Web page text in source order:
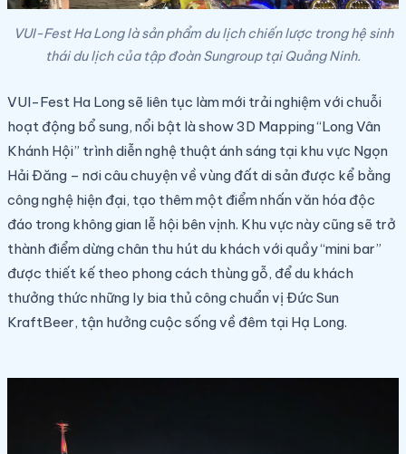
VUI-Fest Ha Long là sản phẩm du lịch chiến lược trong hệ sinh
thái du lịch của tập đoàn Sungroup tại Quảng Ninh.
VUI-Fest Ha Long sẽ liên tục làm mới trải nghiệm với chuỗi
hoạt động bổ sung, nổi bật là show 3D Mapping “Long Vân
Khánh Hội” trình diễn nghệ thuật ánh sáng tại khu vực Ngọn
Hải Đăng – nơi câu chuyện về vùng đất di sản được kể bằng
công nghệ hiện đại, tạo thêm một điểm nhấn văn hóa độc
đáo trong không gian lễ hội bên vịnh. Khu vực này cũng sẽ trở
thành điểm dừng chân thu hút du khách với quầy “mini bar”
được thiết kế theo phong cách thùng gỗ, để du khách
thưởng thức những ly bia thủ công chuẩn vị Đức Sun
KraftBeer, tận hưởng cuộc sống về đêm tại Hạ Long.